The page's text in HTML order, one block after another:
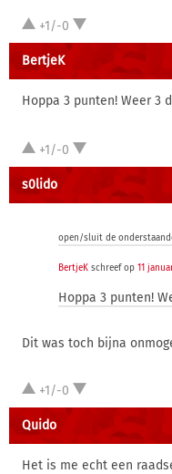
+1/-0
BertjeK
Hoppa 3 punten! Weer 3
+1/-0
s0lido
open/sluit de
BertjeK schreef op 11
Hoppa 3 punten!
Dit was toch bijna
+1/-0
Quido
Het is me echt een